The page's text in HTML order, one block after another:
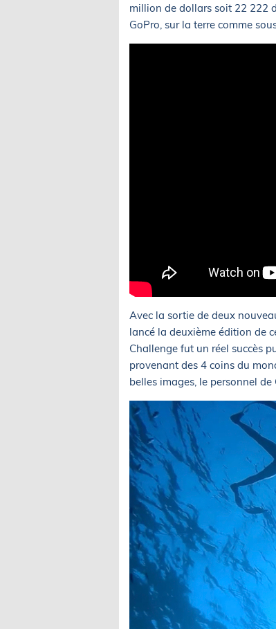
million de dollars soit 22 222
GoPro, sur la terre comme
Avec la sortie de deux
lancé la deuxième édition de
Challenge fut un réel succès
provenant des 4 coins du
belles images, le personnel